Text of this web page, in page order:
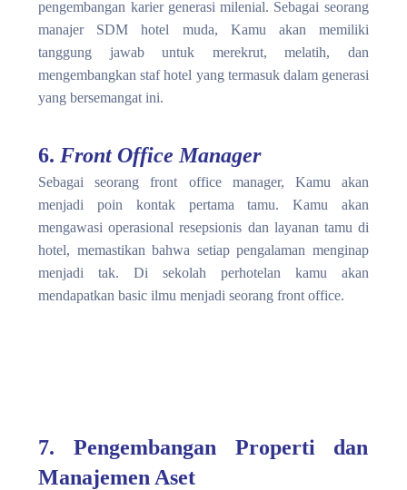
pengembangan karier generasi milenial. Sebagai seorang
manajer SDM hotel muda, Kamu akan memiliki
tanggung jawab untuk merekrut, melatih, dan
mengembangkan staf hotel yang termasuk dalam generasi
yang bersemangat ini.
6. Front Office Manager
Sebagai seorang front office manager, Kamu akan
menjadi poin kontak pertama tamu. Kamu akan
mengawasi operasional resepsionis dan layanan tamu di
hotel, memastikan bahwa setiap pengalaman menginap
menjadi tak. Di sekolah perhotelan kamu akan
mendapatkan basic ilmu menjadi seorang front office.
7. Pengembangan Properti dan
Manajemen Aset